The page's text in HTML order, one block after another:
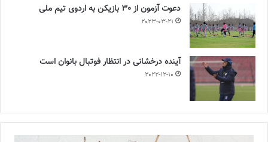
دعوت آزمون از 30 بازیکن به اردوی تیم ملی
2023-03-21
آینده درخشانی در انتظار فوتبال بانوان است
2022-12-10